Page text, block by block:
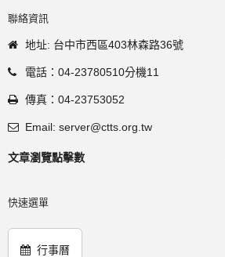
聯絡資訊
地址: 台中市西區403林森路36號
電話：04-23780510分機11
傳真：04-23753052
Email: server@ctts.org.tw
文章瀏覽點擊數
快速選單
行事曆